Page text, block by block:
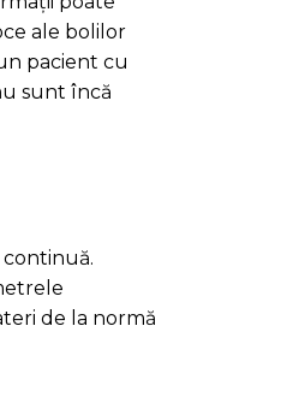
ale bolilor
pacient cu
sunt încă
de la normă